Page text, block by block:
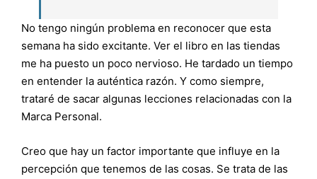
No tengo ningún problema en reconocer que esta
semana ha sido excitante. Ver el libro en las tiendas
me ha puesto un poco nervioso. He tardado un tiempo
en entender la auténtica razón. Y como siempre,
trataré de sacar algunas lecciones relacionadas con la
Marca Personal.
Creo que hay un factor importante que influye en la
percepción que tenemos de las cosas. Se trata de las